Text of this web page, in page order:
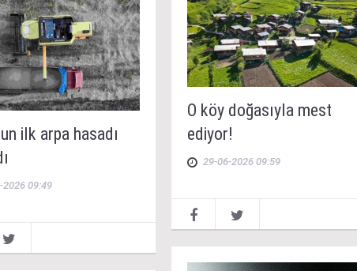
O köy doğasıyla mest
ediyor!
29-06-2026 09:59
ilk arpa hasadı
2026 09:49